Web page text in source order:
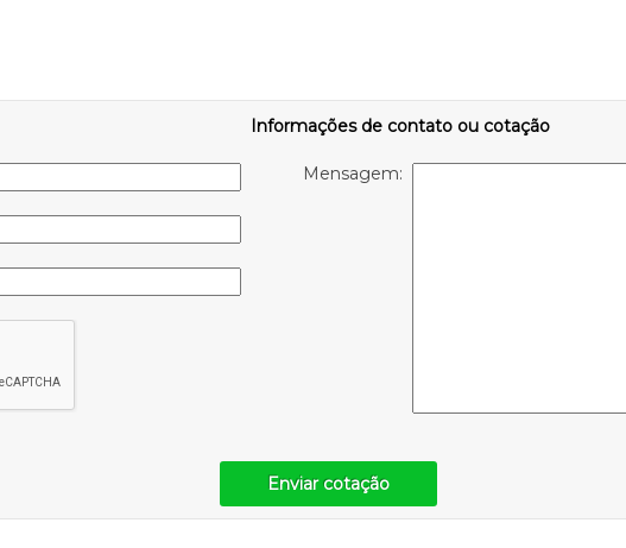
Informações de contato ou cotação
Mensagem:
Enviar cotação